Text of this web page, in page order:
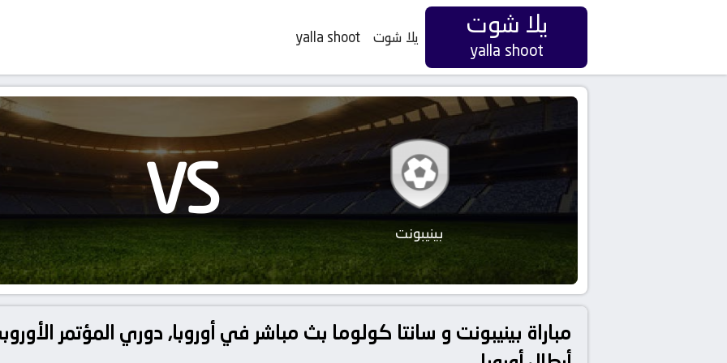
يلا شوت
yalla shoot
يلا شوت yalla shoot
بينيبونت VS
مباراة بينيبونت و سانتا كولوما بث مباشر في أوروبا, دوري المؤتمر